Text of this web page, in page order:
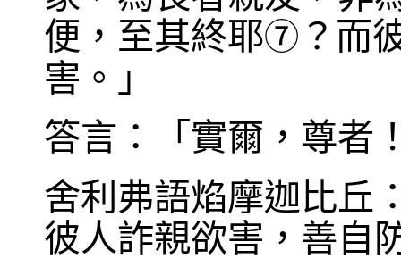
便，至其終耶⑦ ？而
害。」
答言：「實爾，尊者
舍利弗語焰摩迦比丘
彼人詐親欲害，善自